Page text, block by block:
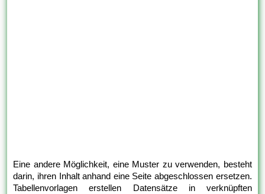
Eine andere Möglichkeit, eine Muster zu verwenden, besteht
darin, ihren Inhalt anhand eine Seite abgeschlossen ersetzen.
Tabellenvorlagen erstellen Datensätze in verknüpften